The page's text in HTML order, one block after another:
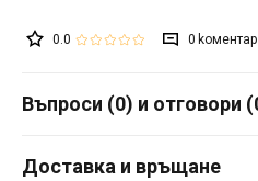
0.0 0
Въпроси (0) и отговори
Доставка и връщане